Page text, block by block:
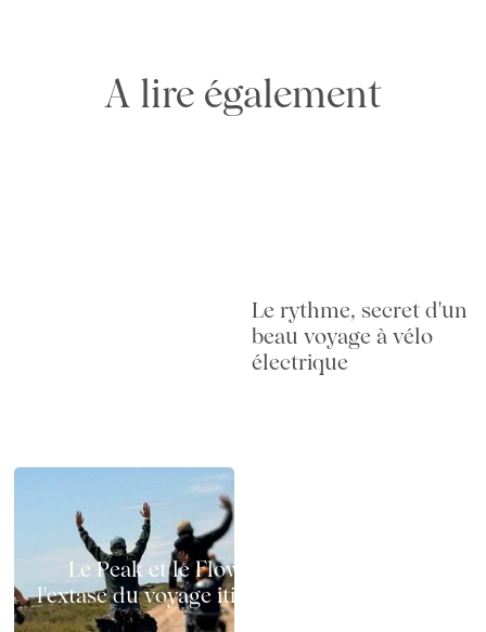
A lire également
Le rythme, secret d'un
beau voyage à vélo
électrique
Le Peak et le Flow à vélo électrique :
l'extase du voyage itinérant sur deux roues